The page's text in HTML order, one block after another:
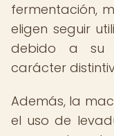
fermentación,
eligen seguir
debido a su
carácter
Además, la
el uso de